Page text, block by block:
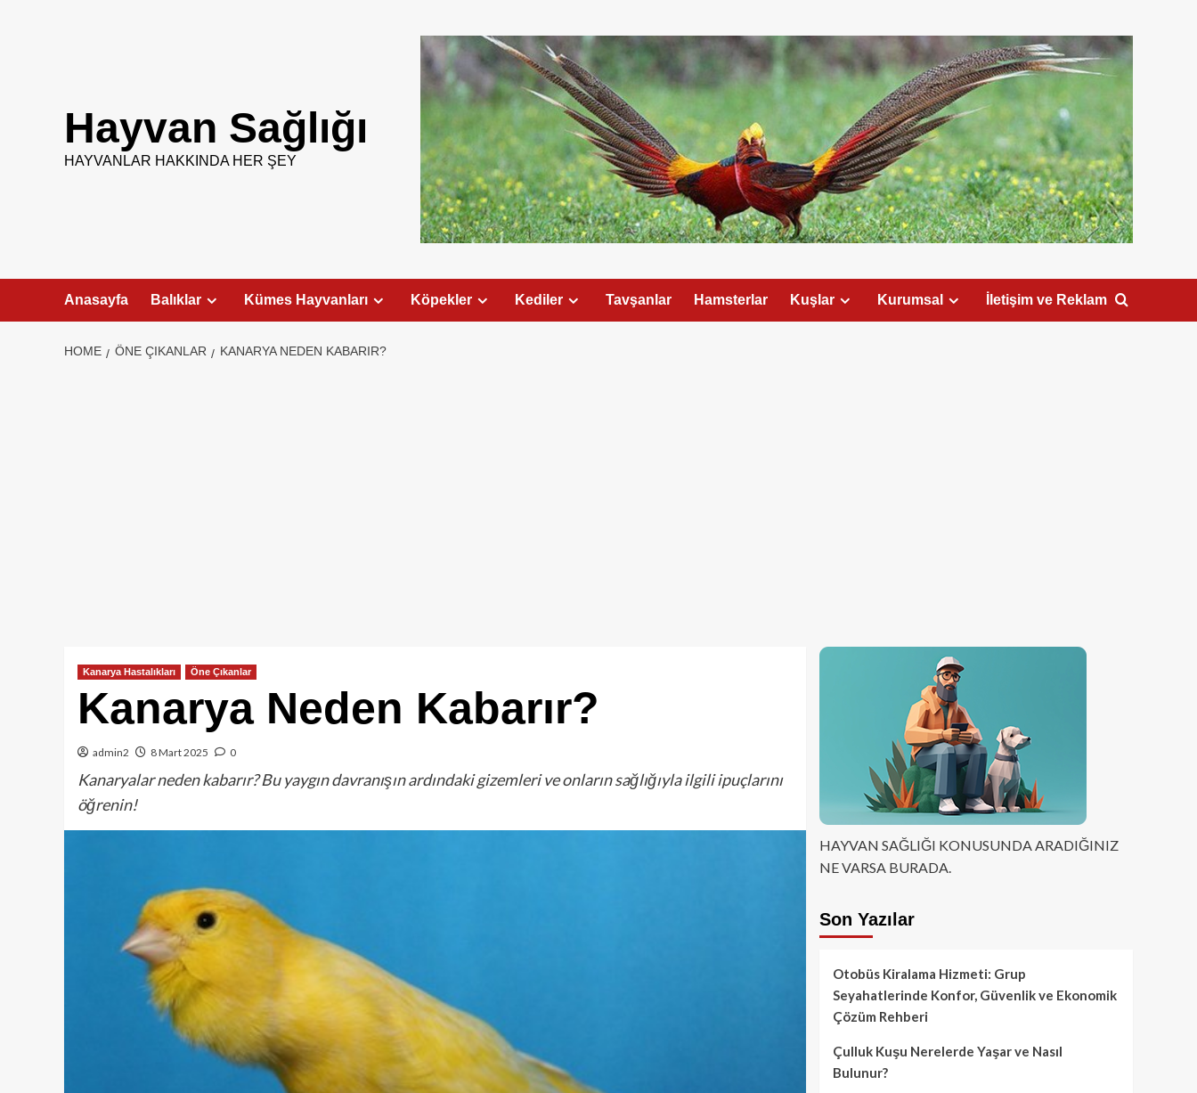
Hayvan Sağlığı
HAYVANLAR HAKKINDA HER ŞEY
Anasayfa Balıklar Kümes Hayvanları Köpekler Kediler Tavşanlar Hamsterlar Kuşlar Kurumsal İletişim ve Reklam
HOME ÖNE ÇIKANLAR KANARYA NEDEN KABARIR?
Kanarya Hastalıkları Öne Çıkanlar
Kanarya Neden Kabarır?
admin2 8 Mart 2025 0
Kanaryalar neden kabarır? Bu yaygın davranışın ardındaki gizemleri ve onların sağlığıyla ilgili ipuçlarını
öğrenin!
HAYVAN SAĞLIĞI KONUSUNDA ARADIĞINIZ
NE VARSA BURADA.
Son Yazılar
Otobüs Kiralama Hizmeti: Grup
Seyahatlerinde Konfor, Güvenlik ve Ekonomik
Çözüm Rehberi
Çulluk Kuşu Nerelerde Yaşar ve Nasıl
Bulunur?